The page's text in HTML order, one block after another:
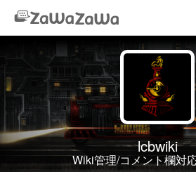
lcbwiki
Wiki管理/コメント欄対